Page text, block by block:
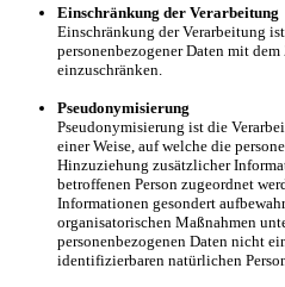
Einschränkung der Verarbeitung
Einschränkung der Verarbeitung
personenbezogener Daten mit
einzuschränken.
Pseudonymisierung
Pseudonymisierung ist die
einer Weise, auf welche die
Hinzuziehung zusätzlicher
betroffenen Person zugeordnet
Informationen gesondert
organisatorischen Maßnahmen
personenbezogenen Daten nicht
identifizierbaren natürlichen